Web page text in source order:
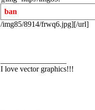
ban
/img85/8914/frwq6.jpg][/url]
I love vector graphics!!!